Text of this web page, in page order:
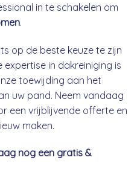
in te schakelen om
.
op de beste keuze te zijn
expertise in dakreiniging is
toewijding aan het
uw pand. Neem vandaag
een vrijblijvende offerte en
maken.
nog een gratis &